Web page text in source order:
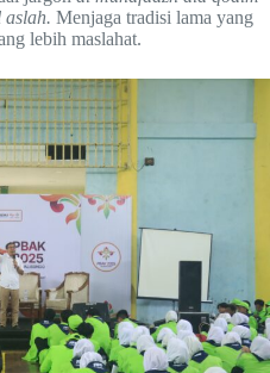
Menjaga tradisi lama yang
lebih maslahat.